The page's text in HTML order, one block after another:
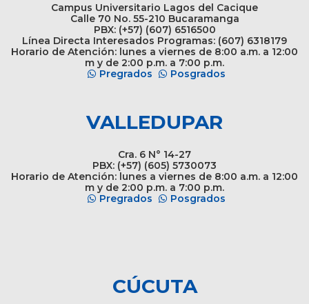
Campus Universitario Lagos del Cacique
Calle 70 No. 55-210 Bucaramanga
PBX: (+57) (607) 6516500
Línea Directa Interesados Programas: (607) 6318179
Horario de Atención: lunes a viernes de 8:00 a.m. a 12:00
m y de 2:00 p.m. a 7:00 p.m.
Pregrados
Posgrados
VALLEDUPAR
Cra. 6 N° 14-27
PBX: (+57) (605) 5730073
Horario de Atención: lunes a viernes de 8:00 a.m. a 12:00
m y de 2:00 p.m. a 7:00 p.m.
Pregrados
Posgrados
CÚCUTA